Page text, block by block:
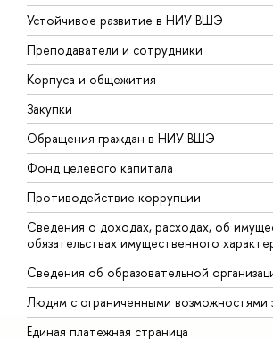
Устойчивое развитие в НИУ ВШЭ
Преподаватели и сотрудники
Корпуса и общежития
Закупки
Обращения граждан в НИУ ВШЭ
Фонд целевого капитала
Противодействие коррупции
Сведения о доходах, расходах, об
обязательствах имущественного
Сведения об образовательной
Людям с ограниченными возможностями
Единая платежная страница